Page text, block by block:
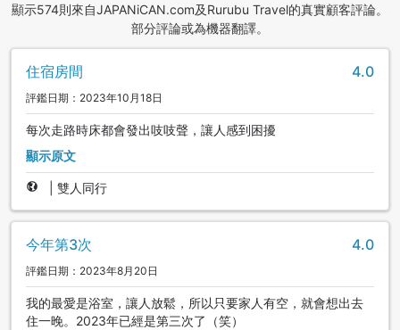
顯示574則來自JAPANiCAN.com及Rurubu Travel的真實顧客評論。
部分評論或為機器翻譯。
住宿房間 4.0
評鑑日期：2023年10月18日
每次走路時床都會發出吱吱聲，讓人感到困擾
顯示原文
雙人同行
今年第3次 4.0
評鑑日期：2023年8月20日
我的最愛是浴室，讓人放鬆，所以只要家人有空，就會想出去
住一晚。2023年已經是第三次了（笑）